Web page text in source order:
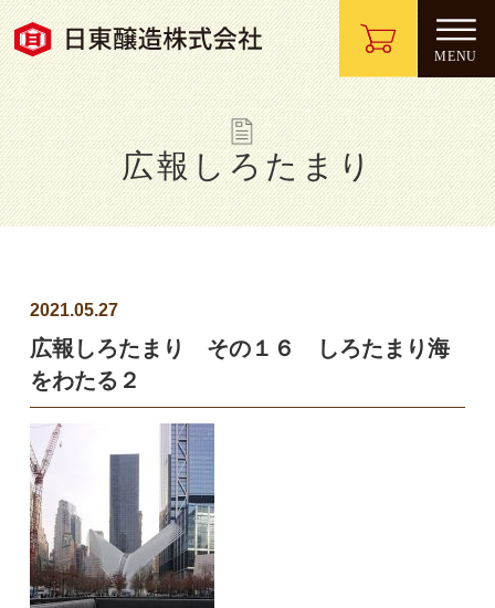
広報しろたまり
2021.05.27
広報しろたまり その１６ しろたまり海
をわたる２